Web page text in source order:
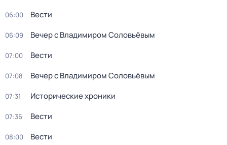
06:00 Вести
06:09 Вечер с Владимиром Соловьёвым
07:00 Вести
07:08 Вечер с Владимиром Соловьёвым
07:31 Исторические хроники
07:36 Вести
08:00 Вести